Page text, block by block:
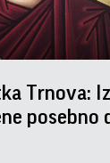
Trnova:
posebno